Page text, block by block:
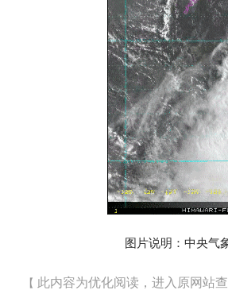
图片说明：中央气
【 此内容为优化阅读，进入原网站